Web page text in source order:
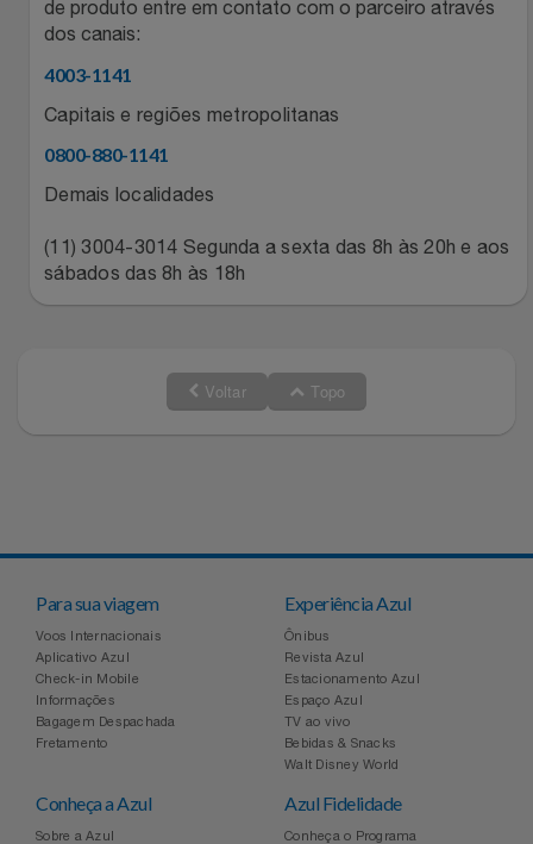
Relógios
Saúde E Bem-Estar
Vestuário
Stanley Pmi
Top Store
Três Corações
de produto entre em contato com o parceiro através
dos canais:
4003-1141
Capitais e regiões metropolitanas
0800-880-1141
Demais localidades
(11) 3004-3014 Segunda a sexta das 8h às 20h e aos
sábados das 8h às 18h
Voltar Topo
Para sua viagem
Voos Internacionais
Aplicativo Azul
Check-in Mobile
Informações
Bagagem Despachada
Fretamento
Experiência Azul
Ônibus
Revista Azul
Estacionamento Azul
Espaço Azul
TV ao vivo
Bebidas & Snacks
Walt Disney World
Conheça a Azul
Sobre a Azul
Azul Fidelidade
Conheça o Programa